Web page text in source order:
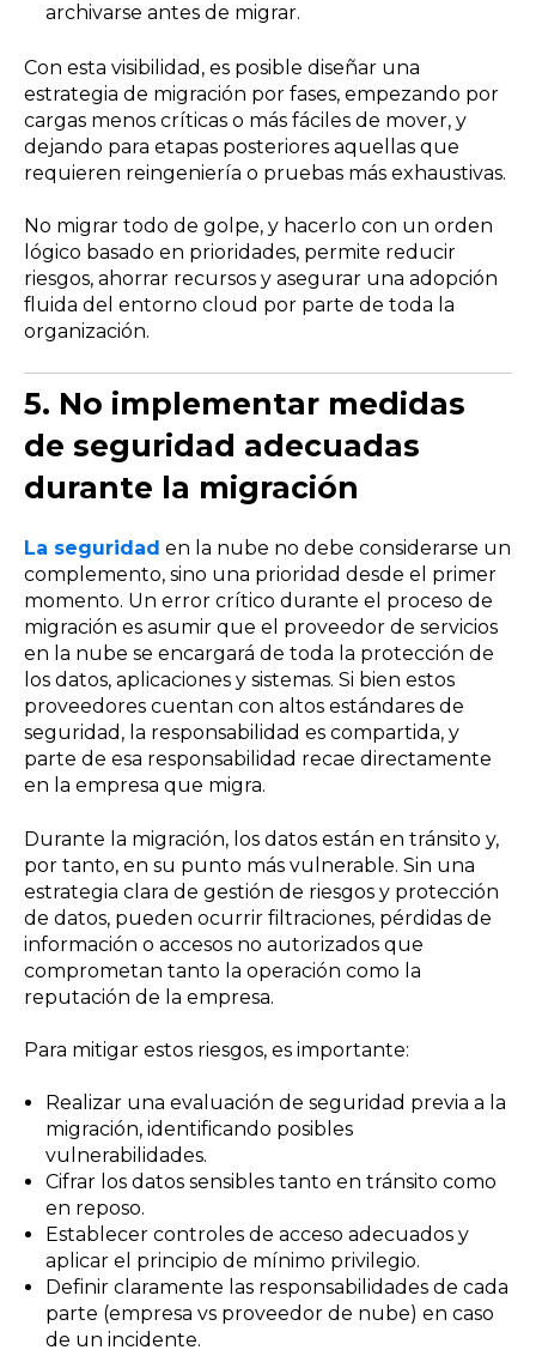
archivarse antes de migrar.
Con esta visibilidad, es posible diseñar una
estrategia de migración por fases, empezando por
cargas menos críticas o más fáciles de mover, y
dejando para etapas posteriores aquellas que
requieren reingeniería o pruebas más exhaustivas.
No migrar todo de golpe, y hacerlo con un orden
lógico basado en prioridades, permite reducir
riesgos, ahorrar recursos y asegurar una adopción
fluida del entorno cloud por parte de toda la
organización.
5. No implementar medidas
de seguridad adecuadas
durante la migración
La seguridad en la nube no debe considerarse un
complemento, sino una prioridad desde el primer
momento. Un error crítico durante el proceso de
migración es asumir que el proveedor de servicios
en la nube se encargará de toda la protección de
los datos, aplicaciones y sistemas. Si bien estos
proveedores cuentan con altos estándares de
seguridad, la responsabilidad es compartida, y
parte de esa responsabilidad recae directamente
en la empresa que migra.
Durante la migración, los datos están en tránsito y,
por tanto, en su punto más vulnerable. Sin una
estrategia clara de gestión de riesgos y protección
de datos, pueden ocurrir filtraciones, pérdidas de
información o accesos no autorizados que
comprometan tanto la operación como la
reputación de la empresa.
Para mitigar estos riesgos, es importante:
Realizar una evaluación de seguridad previa a la
migración, identificando posibles
vulnerabilidades.
Cifrar los datos sensibles tanto en tránsito como
en reposo.
Establecer controles de acceso adecuados y
aplicar el principio de mínimo privilegio.
Definir claramente las responsabilidades de cada
parte (empresa vs proveedor de nube) en caso
de un incidente.